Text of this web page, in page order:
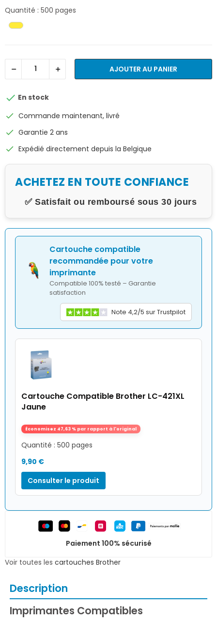
Quantité : 500 pages
AJOUTER AU PANIER
 En stock
check Commande maintenant, livré
check Garantie 2 ans
check Expédié directement depuis la Belgique
ACHETEZ EN TOUTE CONFIANCE
✅ Satisfait ou remboursé sous 30 jours
Cartouche compatible
recommandée pour votre
imprimante
Compatible 100% testé – Garantie
satisfaction
Note 4,2/5 sur Trustpilot
Cartouche Compatible Brother LC-421XL
Jaune
Économisez 47,63 % par rapport à l'original
Quantité : 500 pages
9,90 €
Consulter le produit
Paiement 100% sécurisé
Voir toutes les cartouches Brother
Description
Imprimantes Compatibles